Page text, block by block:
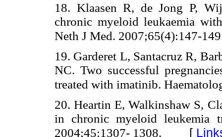
18. Klaasen R, de Jong P,
chronic myeloid leukaemia
Neth J Med. 2007;65(4):147-
19. Garderet L, Santacruz R,
NC. Two successful
treated with imatinib.
20. Heartin E, Walkinshaw S,
in chronic myeloid leukemia
2004;45:1307- 1308. [